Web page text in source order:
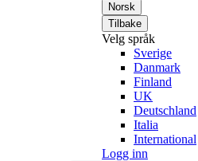
Norsk
Tilbake
Velg språk
Sverige
Danmark
Finland
UK
Deutschland
Italia
International
Logg inn